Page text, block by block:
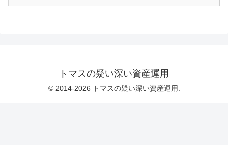
トマスの疑い深い資産運用
© 2014-2026 トマスの疑い深い資産運用.